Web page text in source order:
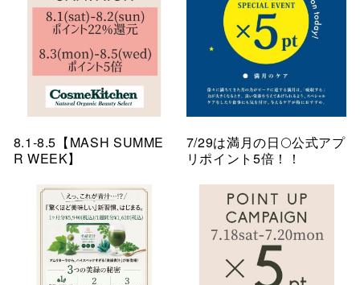
8.1-8.5【MASH SUMME
R WEEK】
7/29は満月の日🌕公式アプ
リポイント5倍！！